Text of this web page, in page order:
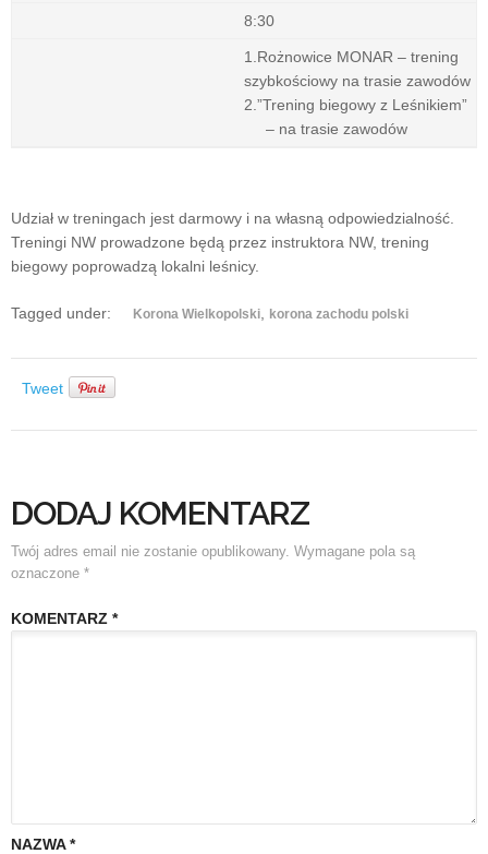
8:30
1.Rożnowice MONAR – trening
szybkościowy na trasie zawodów
2.”Trening biegowy z Leśnikiem”
– na trasie zawodów
Udział w treningach jest darmowy i na własną odpowiedzialność.
Treningi NW prowadzone będą przez instruktora NW, trening
biegowy poprowadzą lokalni leśnicy.
Tagged under: Korona Wielkopolski korona zachodu polski
Tweet
DODAJ KOMENTARZ
Twój adres email nie zostanie opublikowany. Wymagane pola są
oznaczone *
KOMENTARZ *
NAZWA*